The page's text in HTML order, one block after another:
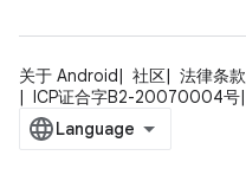
关于 Android 社区 法律条款
ICP证合字B2-20070004号